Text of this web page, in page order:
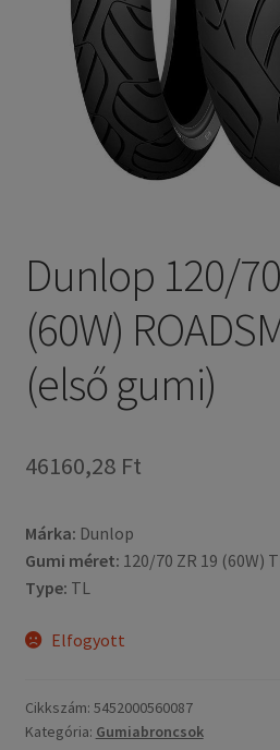
Dunlop 120/
(60W)
(első gumi)
46160,28 Ft
Márka: Dunlop
Gumi méret: 120/70 ZR 19 (60W)
Type: TL
Elfogyott
Cikkszám: 5452000560087
Kategória: Gumiabroncsok